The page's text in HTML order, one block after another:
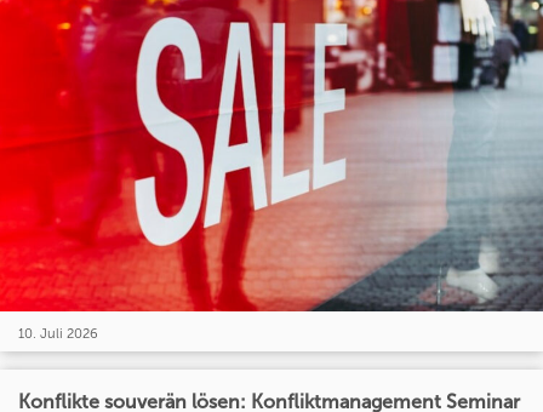
10. Juli 2026
Konflikte souverän lösen: Konfliktmanagement Seminar